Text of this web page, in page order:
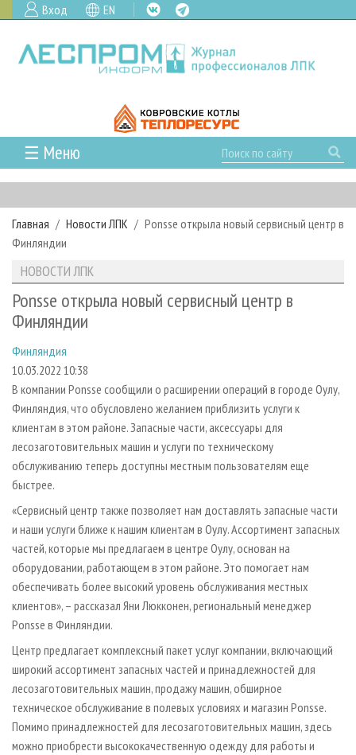
Вход EN
☰ Меню
ГЛАВНАЯ
РУБРИКИ И ТЕМЫ
РУБРИКИ ЖУРНАЛА
ЛЕСОЗАГОТОВКА
ЛЕСОПИЛЕНИЕ
СУШКА ДРЕВЕСИНЫ
ПРОИЗВОДСТВО ДРЕВЕСНЫХ ПЛИТ
ДЕРЕВЯННОЕ ДОМОСТРОЕНИЕ
ПРОИЗВОДСТВО МЕБЕЛИ
БИОЭНЕРГЕТИКА
ИНСТРУМЕНТ И МАТЕРИАЛЫ
НОВОСТИ
НОВОСТИ ЛПК
НОВОСТИ ЖУРНАЛА
ПРОЕКТЫ ЛПИ
АНАЛИТИКА
ПРЕДПРИЯТИЯ ЛПК
ПЕРСОНЫ
МОБИЛЬНЫЕ ВЫСТАВКИ
ОФИЦИАЛЬНЫЕ ДЕЛЕГАЦИИ
ПРИОРИТЕТНЫЕ ИНВЕСТПРОЕКТЫ
RUSSIAN FORESTRY REVIEW
БИБЛИОТЕКА СПЕЦИАЛИСТА
АРХИВ ЖУРНАЛОВ
О ЖУРНАЛЕ
КОНТАКТЫ
РЕКЛАМОДАТЕЛЯМ
РЕКЛАМА
РЕКЛАМА НА САЙТЕ
Главная Новости ЛПК
Ponsse открыла новый сервисный центр в
Финляндии
НОВОСТИ ЛПК
Ponsse открыла новый сервисный центр в
Финляндии
Финляндия
10.03.2022 10:38
В компании Ponsse сообщили о расширении операций в городе Оулу,
Финляндия, что обусловлено желанием приблизить услуги к
клиентам в этом районе. Запасные части, аксессуары для
лесозаготовительных машин и услуги по техническому
обслуживанию теперь доступны местным пользователям еще
быстрее.
«Сервисный центр также позволяет нам доставлять запасные части
и наши услуги ближе к нашим клиентам в Оулу. Ассортимент запасных
частей, которые мы предлагаем в центре Оулу, основан на
оборудовании, работающем в этом районе. Это помогает нам
обеспечивать более высокий уровень обслуживания местных
клиентов», – рассказал Яни Люкконен, региональный менеджер
Ponsse в Финляндии.
Центр предлагает комплексный пакет услуг компании, включающий
широкий ассортимент запасных частей и принадлежностей для
лесозаготовительных машин, продажу машин, обширное
техническое обслуживание в полевых условиях и магазин Ponsse.
Помимо принадлежностей для лесозаготовительных машин, здесь
можно приобрести высококачественную одежду для работы и